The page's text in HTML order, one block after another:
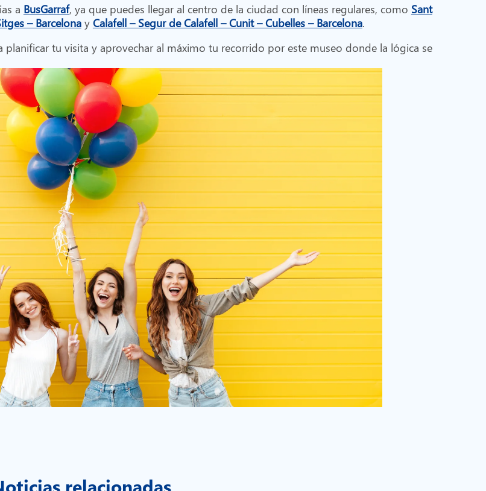
a BusGarraf, ya que puedes llegar al centro de la ciudad con líneas regulares, como Sant
– Barcelonay Calafell – Segur de Calafell – Cunit – Cubelles – Barcelona.
planificar tu visita y aprovechar al máximo tu recorrido por este museo donde la lógica se
relacionadas